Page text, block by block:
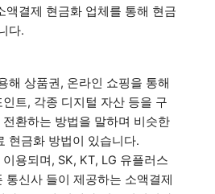
액결제 현금화 업체를 통해 현금
다.
해 상품권, 온라인 쇼핑을 통해
트, 각종 디지털 자산 등을 구
환하는 방법을 말하며 비슷한
현금화 방법이 있습니다.
용되며, SK, KT, LG 유플러스
통신사 들이 제공하는 소액결제